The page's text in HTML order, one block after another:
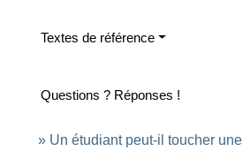
Textes de référence
Questions ? Réponses !
Un étudiant peut-il toucher